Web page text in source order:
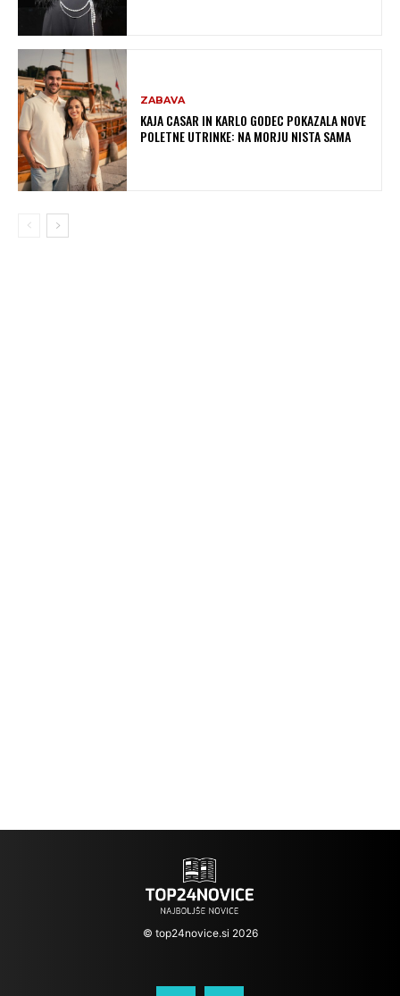
ZABAVA
KAJA CASAR IN KARLO GODEC POKAZALA NOVE
POLETNE UTRINKE: NA MORJU NISTA SAMA
© top24novice.si 2026